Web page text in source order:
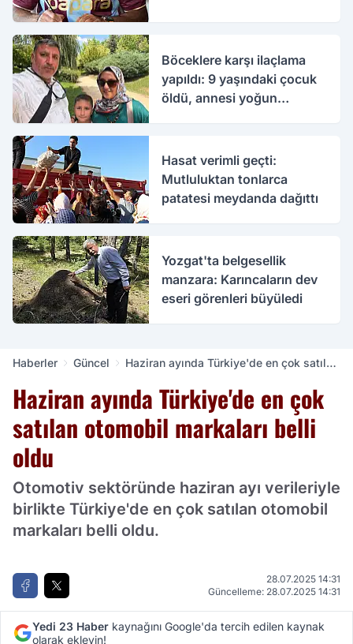
Böceklere karşı ilaçlama
yapıldı: 9 yaşındaki çocuk
öldü, annesi yoğun
Hasat verimli geçti:
Mutluluktan tonlarca
patatesi meydanda dağıttı
Yozgat'ta belgesellik
manzara: Karıncaların dev
eseri görenleri büyüledi
Haberler Güncel
Haziran ayında Türkiye'de en çok satılan
Haziran ayında Türkiye'de en çok
satılan otomobil markaları belli
oldu
Otomotiv sektöründe haziran ayı verileriyle
birlikte Türkiye'de en çok satılan otomobil
markaları belli oldu.
28.07.2025 14:31
Güncelleme: 28.07.2025 14:31
Yedi 23 Haber kaynağını Google'da tercih edilen kaynak
olarak ekleyin!